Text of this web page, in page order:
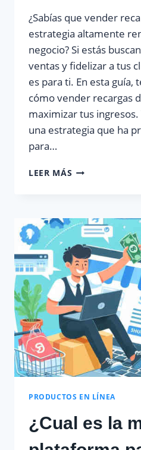
¿Sabías que vender
estrategia altamente
negocio? Si estás
ventas y fidelizar a tus
es para ti. En esta
cómo vender recargas
maximizar tus
una estrategia que ha
para…
LEER MÁS CÓMO
TUS
VENTAS
PRODUCTOS EN LÍNEA
¿Cual es la